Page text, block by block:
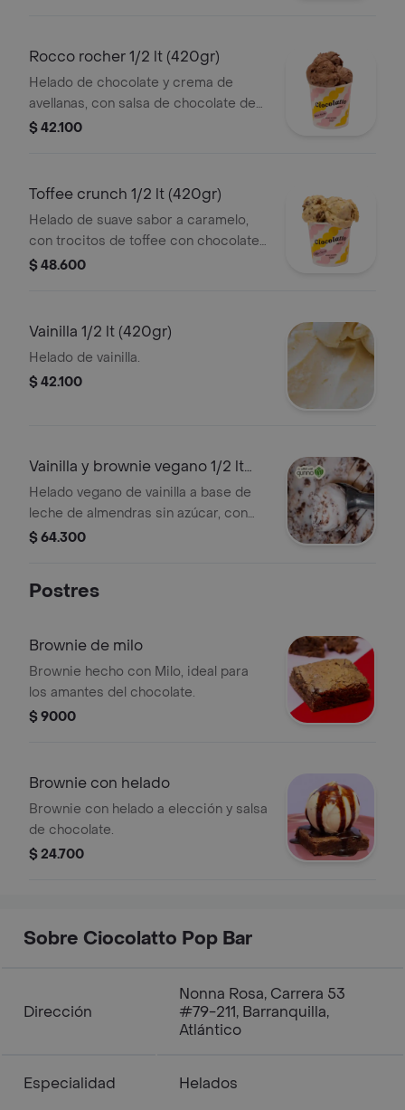
Rocco rocher 1/2 lt (420gr)
Helado de chocolate y crema de
avellanas, con salsa de chocolate de
avellanas y trocitos crujientes de
$ 42.100
Toffee crunch 1/2 lt (420gr)
Helado de suave sabor a caramelo,
con trocitos de toffee con chocolate
y almendras.
$ 48.600
Vainilla 1/2 lt (420gr)
Helado de vainilla.
$ 42.100
Vainilla y brownie vegano 1/2 lt
(420gr)
Helado vegano de vainilla a base de
leche de almendras sin azúcar, con
trozos de brownie qunno (vegano y
$ 64.300
Postres
Brownie de milo
Brownie hecho con Milo, ideal para
los amantes del chocolate.
$ 9000
Brownie con helado
Brownie con helado a elección y salsa
de chocolate.
$ 24.700
Sobre Ciocolatto Pop Bar
Dirección
Nonna Rosa, Carrera 53
#79-211, Barranquilla,
Atlántico
Especialidad Helados